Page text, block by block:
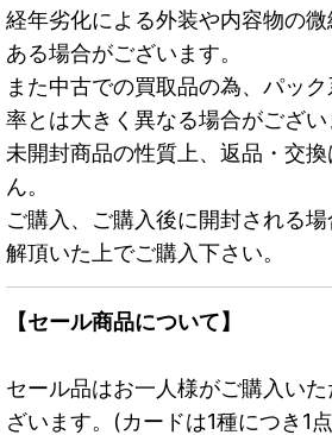
経年劣化による外装や内容物の
ある場合がございます。
また中古での買取品の為、パッ
率とは大きく異なる場合がござい
未開封商品の性質上、返品・交
ん。
ご購入、ご購入後に開封される
解頂いた上でご購入下さい。
【セール商品について】
セール品はお一人様がご購入い
ざいます。(カードは1種につき1